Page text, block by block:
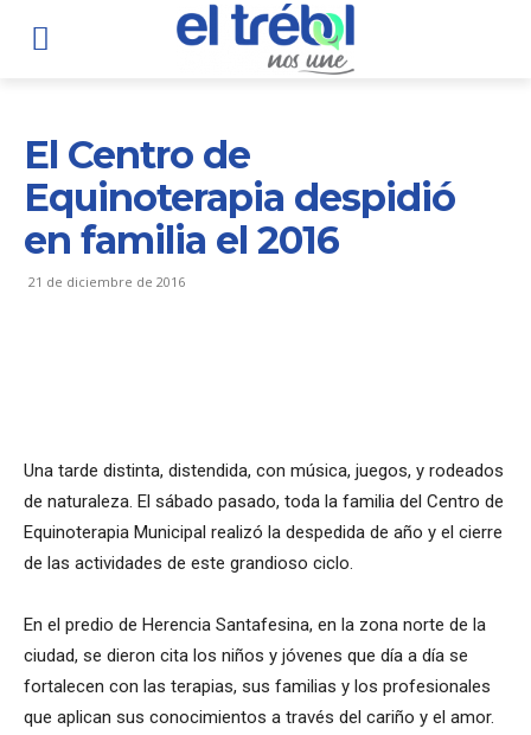
El Centro de
Equinoterapia despidió
en familia el 2016
21 de diciembre de 2016
Una tarde distinta, distendida, con música, juegos, y rodeados
de naturaleza. El sábado pasado, toda la familia del Centro de
Equinoterapia Municipal realizó la despedida de año y el cierre
de las actividades de este grandioso ciclo.
En el predio de Herencia Santafesina, en la zona norte de la
ciudad, se dieron cita los niños y jóvenes que día a día se
fortalecen con las terapias, sus familias y los profesionales
que aplican sus conocimientos a través del cariño y el amor.